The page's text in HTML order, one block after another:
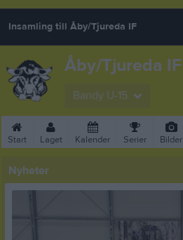
Insamling till Åby/Tjureda IF
Åby/Tjureda IF
Bandy U-15
Start Laget Kalender Serier Bilder
Nyheter